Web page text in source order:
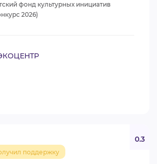
фонд культурных инициатив
2026)
поддержку
0.3